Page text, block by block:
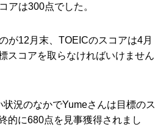
アは300点でした。
が12月末、TOEICのスコアは4月
スコアを取らなければいけません
況のなかでYumeさんは目標のス
的に680点を見事獲得されまし